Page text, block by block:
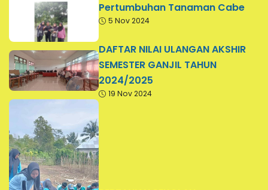
Pertumbuhan Tanaman Cabe
5 Nov 2024
DAFTAR NILAI ULANGAN AKSHIR
SEMESTER GANJIL TAHUN
2024/2025
19 Nov 2024